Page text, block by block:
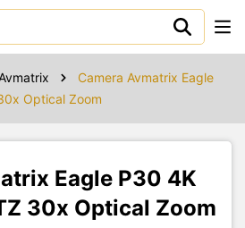
Camera Avmatrix Eagle
Optical Zoom
Eagle P30 4K
30x Optical Zoom